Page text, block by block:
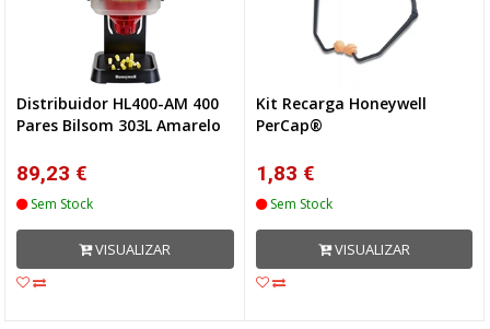
Distribuidor HL400-AM 400
Pares Bilsom 303L Amarelo
89,23 €
Sem Stock
VISUALIZAR
Kit Recarga Honeywell
PerCap®
1,83 €
Sem Stock
VISUALIZAR